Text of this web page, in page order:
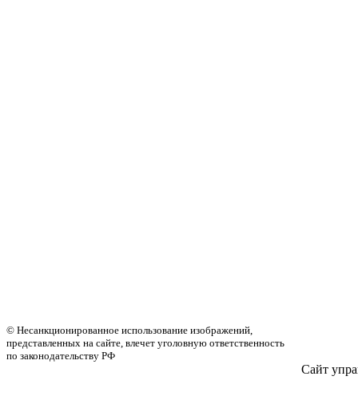
© Несанкционированное использование изображений,
представленных на сайте, влечет уголовную ответственность
по законодательству РФ
Сайт